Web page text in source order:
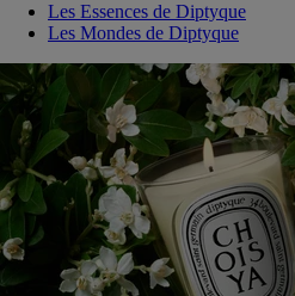
Les Essences de Diptyque
Les Mondes de Diptyque